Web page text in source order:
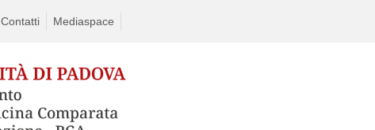
Contatti Mediaspace